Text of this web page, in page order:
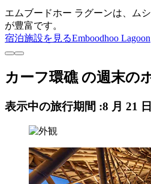
エムブードホー ラグーンは、ム
が豊富です。
宿泊施設を見るEmboodhoo Lagoon
カーフ環礁 の週末の
表示中の旅行期間 :8 月 21